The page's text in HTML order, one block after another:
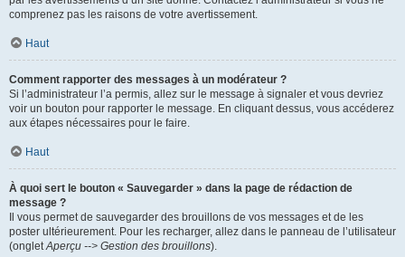
comprenez pas les raisons de votre avertissement.
Haut
Comment rapporter des messages à un modérateur ?
Si l’administrateur l’a permis, allez sur le message à signaler et vous devriez
voir un bouton pour rapporter le message. En cliquant dessus, vous accéderez
aux étapes nécessaires pour le faire.
Haut
À quoi sert le bouton « Sauvegarder » dans la page de rédaction de
message ?
Il vous permet de sauvegarder des brouillons de vos messages et de les
poster ultérieurement. Pour les recharger, allez dans le panneau de l’utilisateur
(ongletAperçu --> Gestion des brouillons).